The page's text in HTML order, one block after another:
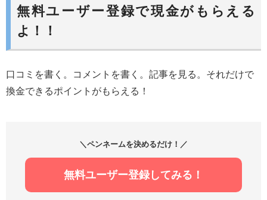
無料ユーザー登録で現金がもらえる
よ！！
口コミを書く。コメントを書く。記事を見る。それだけで
換金できるポイントがもらえる！
＼ペンネームを決めるだけ！／
無料ユーザー登録してみる！